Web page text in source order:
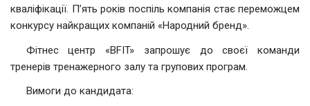
кваліфікації. П’ять років поспіль компанія стає переможцем
конкурсу найкращих компаній «Народний бренд».
Фітнес центр «BFIT» запрошує до своєї команди
тренерів тренажерного залу та групових програм.
Вимоги до кандидата: